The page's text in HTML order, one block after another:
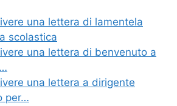
l
di
vi
di
una lettera di lamentela
scolastica
una lettera di benvenuto a
una lettera a dirigente
per…